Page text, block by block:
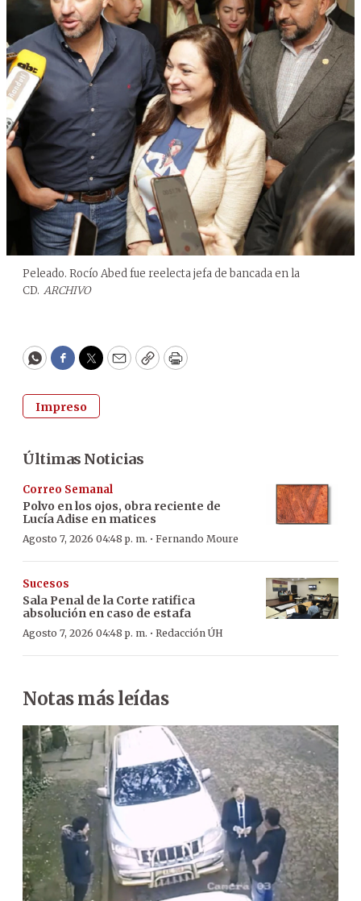
Peleado. Rocío Abed fue reelecta jefa de bancada en la
CD. ARCHIVO
WhatsApp
Facebook
Twitter
EmailCopyPrint
Impreso
Últimas Noticias
Correo Semanal
Polvo en los ojos, obra reciente de
Lucía Adise en matices
Agosto 7, 2026 04:48 p. m. · Fernando Moure
Sucesos
Sala Penal de la Corte ratifica
absolución en caso de estafa
Agosto 7, 2026 04:48 p. m. · Redacción ÚH
Notas más leídas